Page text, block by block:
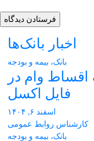
اخبار بانک‌ها
بانک، بیمه و بودجه
وام در
فایل اکسل
اسفند ۶, ۱۴۰۴
کارشناس روابط عمومی
بانک، بیمه و بودجه